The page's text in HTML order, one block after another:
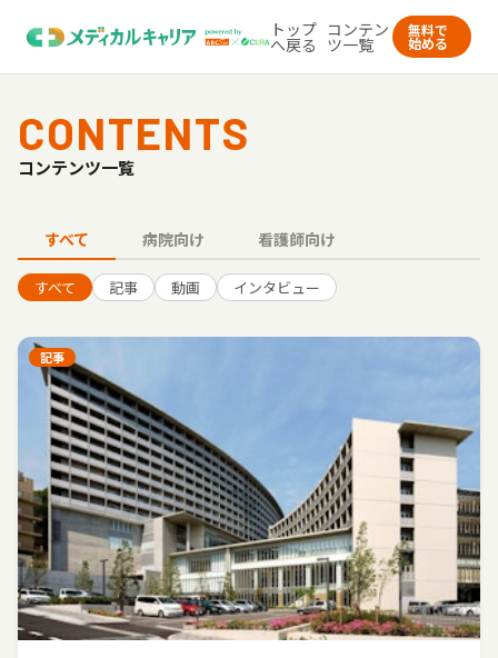
トップ
へ戻る
コンテン
ツ一覧
無料で
始める
CONTENTS
コンテンツ一覧
すべて 病院向け 看護師向け
すべて 記事 動画 インタビュー
記事